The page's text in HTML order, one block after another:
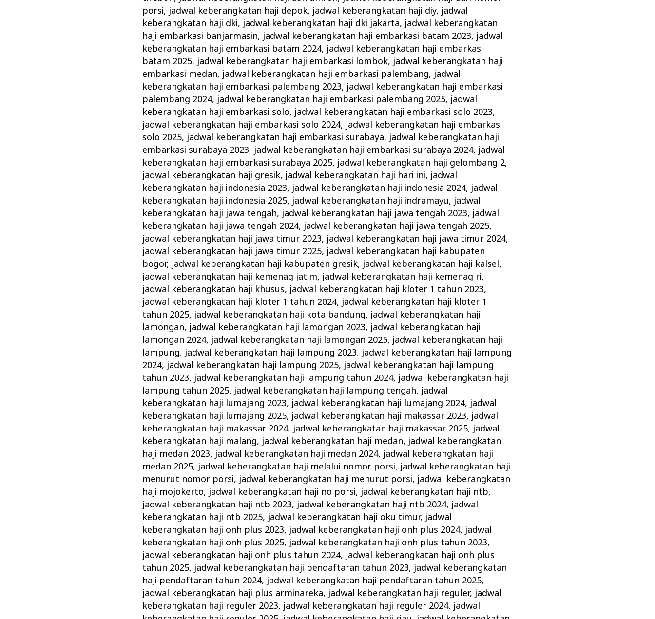
porsi, jadwal keberangkatan haji depok, jadwal keberangkatan haji diy, jadwal
keberangkatan haji dki, jadwal keberangkatan haji dki jakarta, jadwal keberangkatan
haji embarkasi banjarmasin, jadwal keberangkatan haji embarkasi batam 2023, jadwal
keberangkatan haji embarkasi batam 2024, jadwal keberangkatan haji embarkasi
batam 2025, jadwal keberangkatan haji embarkasi lombok, jadwal keberangkatan haji
embarkasi medan, jadwal keberangkatan haji embarkasi palembang, jadwal
keberangkatan haji embarkasi palembang 2023, jadwal keberangkatan haji embarkasi
palembang 2024, jadwal keberangkatan haji embarkasi palembang 2025, jadwal
keberangkatan haji embarkasi solo, jadwal keberangkatan haji embarkasi solo 2023,
jadwal keberangkatan haji embarkasi solo 2024, jadwal keberangkatan haji embarkasi
solo 2025, jadwal keberangkatan haji embarkasi surabaya, jadwal keberangkatan haji
embarkasi surabaya 2023, jadwal keberangkatan haji embarkasi surabaya 2024, jadwal
keberangkatan haji embarkasi surabaya 2025, jadwal keberangkatan haji gelombang 2,
jadwal keberangkatan haji gresik, jadwal keberangkatan haji hari ini, jadwal
keberangkatan haji indonesia 2023, jadwal keberangkatan haji indonesia 2024, jadwal
keberangkatan haji indonesia 2025, jadwal keberangkatan haji indramayu, jadwal
keberangkatan haji jawa tengah, jadwal keberangkatan haji jawa tengah 2023, jadwal
keberangkatan haji jawa tengah 2024, jadwal keberangkatan haji jawa tengah 2025,
jadwal keberangkatan haji jawa timur 2023, jadwal keberangkatan haji jawa timur 2024,
jadwal keberangkatan haji jawa timur 2025, jadwal keberangkatan haji kabupaten
bogor, jadwal keberangkatan haji kabupaten gresik, jadwal keberangkatan haji kalsel,
jadwal keberangkatan haji kemenag jatim, jadwal keberangkatan haji kemenag ri,
jadwal keberangkatan haji khusus, jadwal keberangkatan haji kloter 1 tahun 2023,
jadwal keberangkatan haji kloter 1 tahun 2024, jadwal keberangkatan haji kloter 1
tahun 2025, jadwal keberangkatan haji kota bandung, jadwal keberangkatan haji
lamongan, jadwal keberangkatan haji lamongan 2023, jadwal keberangkatan haji
lamongan 2024, jadwal keberangkatan haji lamongan 2025, jadwal keberangkatan haji
lampung, jadwal keberangkatan haji lampung 2023, jadwal keberangkatan haji lampung
2024, jadwal keberangkatan haji lampung 2025, jadwal keberangkatan haji lampung
tahun 2023, jadwal keberangkatan haji lampung tahun 2024, jadwal keberangkatan haji
lampung tahun 2025, jadwal keberangkatan haji lampung tengah, jadwal
keberangkatan haji lumajang 2023, jadwal keberangkatan haji lumajang 2024, jadwal
keberangkatan haji lumajang 2025, jadwal keberangkatan haji makassar 2023, jadwal
keberangkatan haji makassar 2024, jadwal keberangkatan haji makassar 2025, jadwal
keberangkatan haji malang, jadwal keberangkatan haji medan, jadwal keberangkatan
haji medan 2023, jadwal keberangkatan haji medan 2024, jadwal keberangkatan haji
medan 2025, jadwal keberangkatan haji melalui nomor porsi, jadwal keberangkatan haji
menurut nomor porsi, jadwal keberangkatan haji menurut porsi, jadwal keberangkatan
haji mojokerto, jadwal keberangkatan haji no porsi, jadwal keberangkatan haji ntb,
jadwal keberangkatan haji ntb 2023, jadwal keberangkatan haji ntb 2024, jadwal
keberangkatan haji ntb 2025, jadwal keberangkatan haji oku timur, jadwal
keberangkatan haji onh plus 2023, jadwal keberangkatan haji onh plus 2024, jadwal
keberangkatan haji onh plus 2025, jadwal keberangkatan haji onh plus tahun 2023,
jadwal keberangkatan haji onh plus tahun 2024, jadwal keberangkatan haji onh plus
tahun 2025, jadwal keberangkatan haji pendaftaran tahun 2023, jadwal keberangkatan
haji pendaftaran tahun 2024, jadwal keberangkatan haji pendaftaran tahun 2025,
jadwal keberangkatan haji plus arminareka, jadwal keberangkatan haji reguler, jadwal
keberangkatan haji reguler 2023, jadwal keberangkatan haji reguler 2024, jadwal